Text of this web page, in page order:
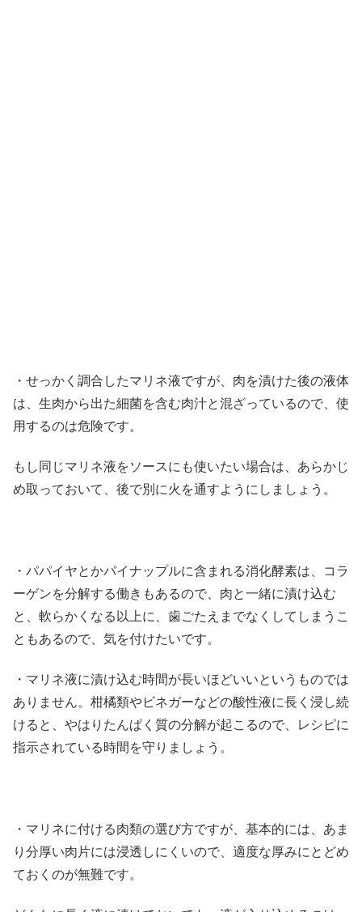
・せっかく調合したマリネ液ですが、肉を漬けた後の液体
は、生肉から出た細菌を含む肉汁と混ざっているので、使
用するのは危険です。
もし同じマリネ液をソースにも使いたい場合は、あらかじ
め取っておいて、後で別に火を通すようにしましょう。
・パパイヤとかパイナップルに含まれる消化酵素は、コラ
ーゲンを分解する働きもあるので、肉と一緒に漬け込む
と、軟らかくなる以上に、歯ごたえまでなくしてしまうこ
ともあるので、気を付けたいです。
・マリネ液に漬け込む時間が長いほどいいというものでは
ありません。柑橘類やビネガーなどの酸性液に長く浸し続
けると、やはりたんぱく質の分解が起こるので、レシピに
指示されている時間を守りましょう。
・マリネに付ける肉類の選び方ですが、基本的には、あま
り分厚い肉片には浸透しにくいので、適度な厚みにとどめ
ておくのが無難です。